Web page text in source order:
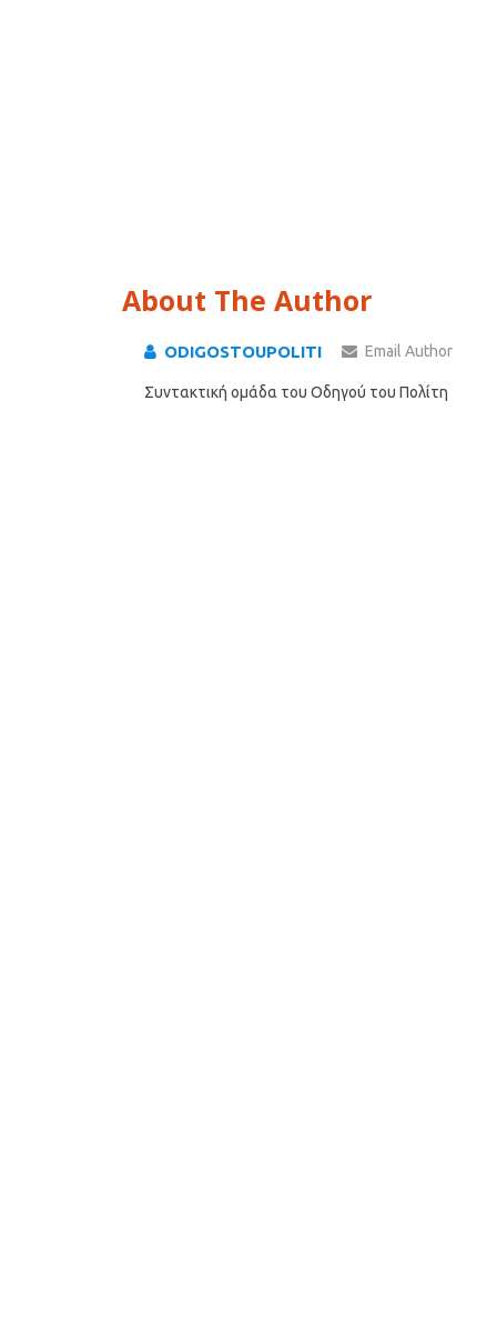
About The Author
ODIGOSTOUPOLITI Email Author
Συντακτική ομάδα του Οδηγού του Πολίτη